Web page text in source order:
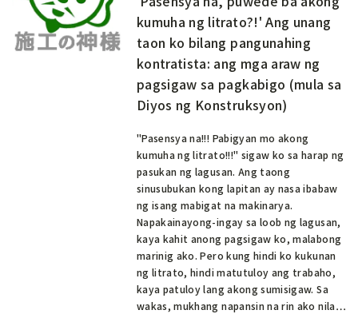
kumuha ng litrato?!' Ang unang
taon ko bilang pangunahing
kontratista: ang mga araw ng
pagsigaw sa pagkabigo (mula sa
Diyos ng Konstruksyon)
"Pasensya na!!! Pabigyan mo akong
kumuha ng litrato!!!" sigaw ko sa harap ng
pasukan ng lagusan. Ang taong
sinusubukan kong lapitan ay nasa ibabaw
ng isang mabigat na makinarya.
Napakainayong-ingay sa loob ng lagusan,
kaya kahit anong pagsigaw ko, malabong
marinig ako. Pero kung hindi ko kukunan
ng litrato, hindi matutuloy ang trabaho,
kaya patuloy lang akong sumisigaw. Sa
wakas, mukhang napansin na rin ako nila…